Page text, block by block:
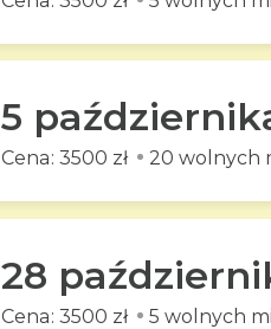
5
3500 zł 20 wolnych
28
3500 zł 5 wolnych